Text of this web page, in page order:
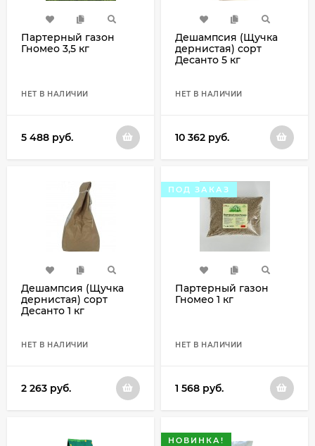
Партерный газон
Гномео 3,5 кг
НЕТ В НАЛИЧИИ
5 488 руб.
Дешампсия (Щучка
дернистая) сорт
Десанто 5 кг
НЕТ В НАЛИЧИИ
10 362 руб.
Дешампсия (Щучка
дернистая) сорт
Десанто 1 кг
НЕТ В НАЛИЧИИ
2 263 руб.
ПОД ЗАКАЗ
Партерный газон
Гномео 1 кг
НЕТ В НАЛИЧИИ
1 568 руб.
НОВИНКА!